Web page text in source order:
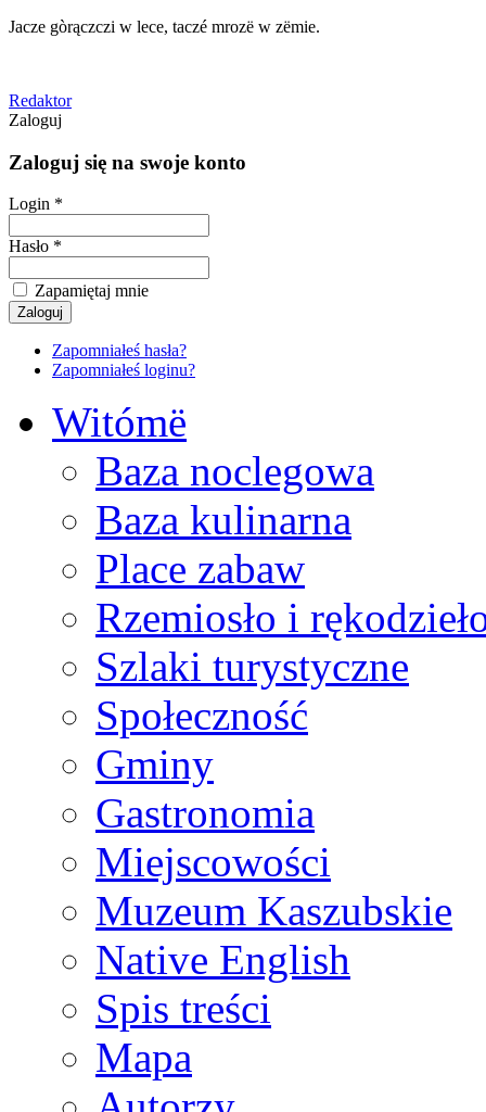
Jacze gòrączczi w lece, taczé mrozë w zëmie.
Redaktor
Zaloguj
Zaloguj się na swoje konto
Login *
Hasło *
Zapamiętaj mnie
Zapomniałeś hasła?
Zapomniałeś loginu?
Witómë
Baza noclegowa
Baza kulinarna
Place zabaw
Rzemiosło i
Szlaki turystyczne
Społeczność
Gminy
Gastronomia
Miejscowości
Muzeum Kaszubskie
Native English
Spis treści
Mapa